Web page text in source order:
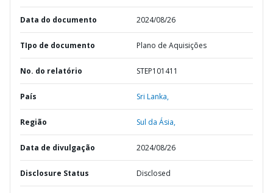
Data do documento 2024/08/26
TIpo de documento Plano de Aquisições
No. do relatório STEP101411
País Sri Lanka,
Região Sul da Ásia,
Data de divulgação 2024/08/26
Disclosure Status Disclosed